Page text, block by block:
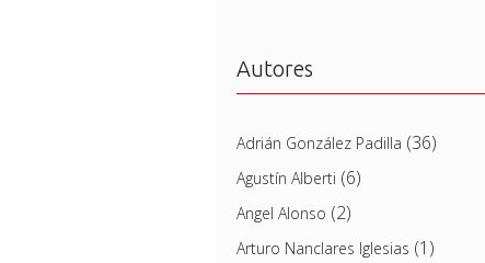
Autores
Adrián González Padilla (36)
Agustín Alberti (6)
Angel Alonso (2)
Arturo Nanclares Iglesias (1)